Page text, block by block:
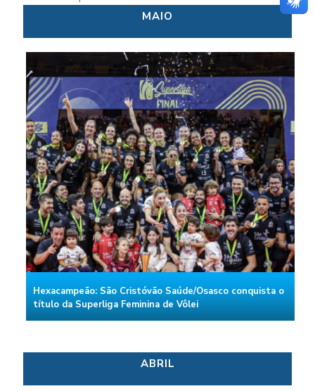
MAIO
Hexacampeão: São Cristóvão Saúde/Osasco conquista o
título da Superliga Feminina de Vôlei
ABRIL